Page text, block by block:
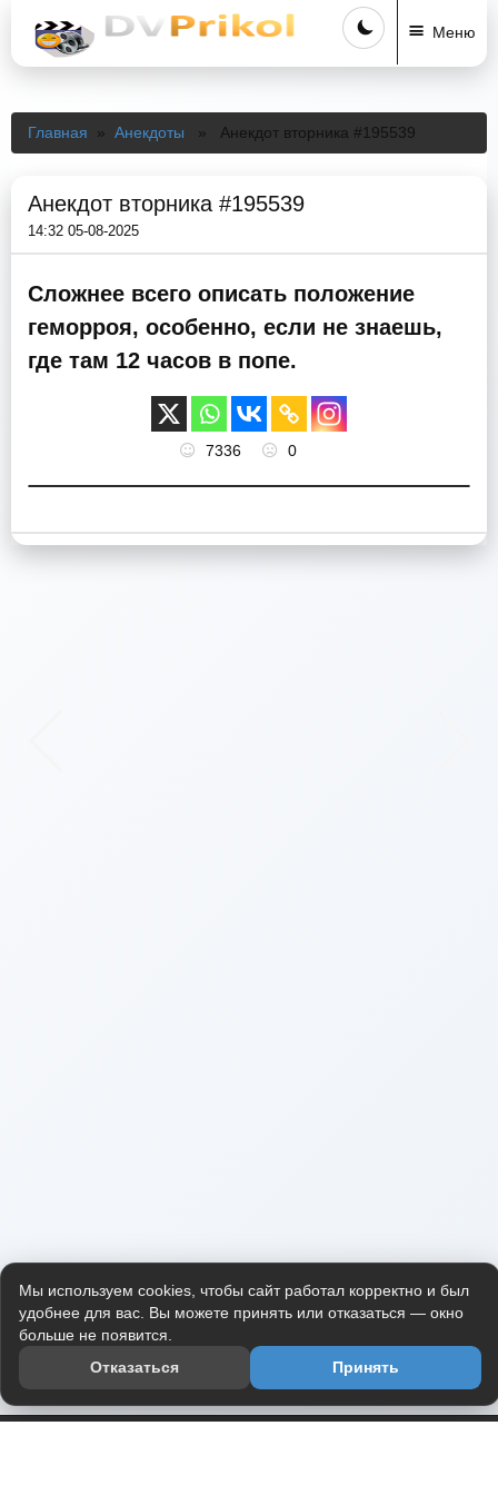
Меню
Главная » Анекдоты » Анекдот вторника #195539
Анекдот вторника #195539
14:32 05-08-2025
Сложнее всего описать положение
геморроя, особенно, если не знаешь,
где там 12 часов в попе.
7336 0
Мы используем cookies, чтобы сайт работал корректно и был
удобнее для вас. Вы можете принять или отказаться — окно
больше не появится.
Отказаться
Принять